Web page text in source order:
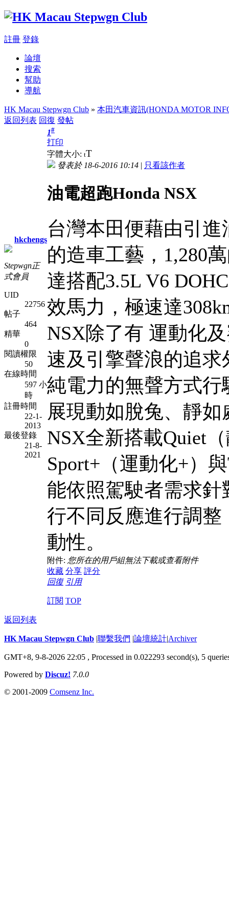
註冊 登錄
論壇
搜索
幫助
導航
HK Macau Stepwgn Club » 本田汽車資訊(HONDA MOTOR
返回列表 回復 發帖
hkchengs
Stepwgn正
式會員
UID
22756
帖子
464
精華
0
閱讀權限
50
在線時間
597 小
時
註冊時間
22-1-
2013
最後登錄
21-8-
2021
1#
打印
字體大小: tT
發表於 18-6-2016 10:14 | 只看該作者
油電超跑Honda NSX
台灣本田便藉由引進
的造車工藝，1,280
達搭配3.5L V6
效馬力，極速達
NSX除了有 運動化
速及引擎聲浪的追
純電力的無聲方式
展現動如脫兔、靜
NSX全新搭載Quiet
Sport+（運動化+）
能依照駕駛者需求
行不同反應進行調
動性。
附件: 您所在的用戶組無法下載或查看附件
收藏 分享 評分
回復 引用
訂閱 TOP
返回列表
HK Macau Stepwgn Club |聯繫我們 |論壇統計|Archiver
GMT+8, 9-8-2026 22:05 , Processed in 0.022293 second(s), 5
Powered by Discuz! 7.0.0
© 2001-2009 Comsenz Inc.